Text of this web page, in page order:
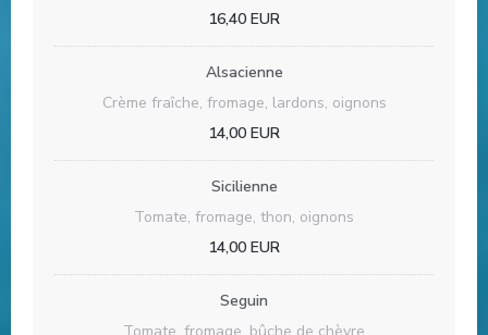
16,40 EUR
Alsacienne
Crème fraîche, fromage, lardons, oignons
14,00 EUR
Sicilienne
Tomate, fromage, thon, oignons
14,00 EUR
Seguin